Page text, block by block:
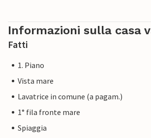
Informazioni sulla casa
Fatti
1. Piano
Vista mare
Lavatrice in comune (a pagam.)
1° fila fronte mare
Spiaggia